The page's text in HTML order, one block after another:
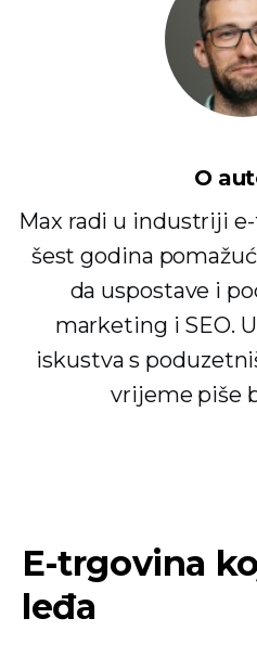
O
Max radi u industriji
šest godina
da uspostave i
marketing i SEO.
iskustva s
vrijeme piše
E-trgovina
leđa